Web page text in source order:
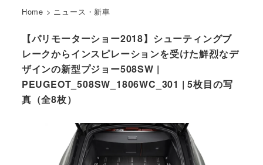
Home > ニュース・新車
【パリモーターショー2018】シューティングブ
レークからインスピレーションを受けた鮮烈なデ
ザインの新型プジョー508SW |
PEUGEOT_508SW_1806WC_301 | 5枚目の写
真（全8枚）